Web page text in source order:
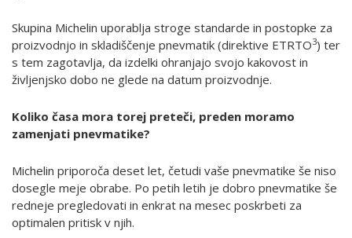
Skupina Michelin uporablja stroge standarde in postopke za
proizvodnjo in skladiščenje pnevmatik (direktive ETRTO3) ter
s tem zagotavlja, da izdelki ohranjajo svojo kakovost in
življenjsko dobo ne glede na datum proizvodnje.
Koliko časa mora torej preteči, preden moramo
zamenjati pnevmatike?
Michelin priporoča deset let, četudi vaše pnevmatike še niso
dosegle meje obrabe. Po petih letih je dobro pnevmatike še
redneje pregledovati in enkrat na mesec poskrbeti za
optimalen pritisk v njih.